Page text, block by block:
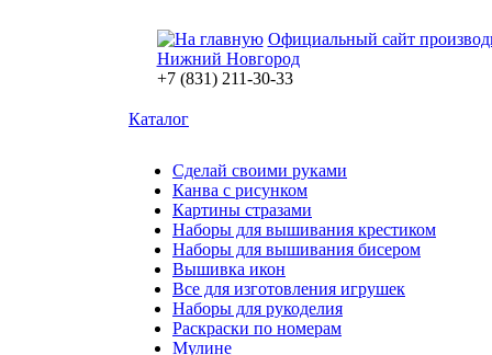
Официальный сайт
Нижний Новгород
+7 (831) 211-30-33
Каталог
Сделай своими руками
Канва с рисунком
Картины стразами
Наборы для вышивания крестиком
Наборы для вышивания бисером
Вышивка икон
Все для изготовления игрушек
Наборы для рукоделия
Раскраски по номерам
Мулине